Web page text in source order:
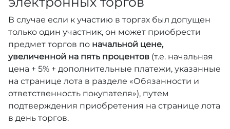
В случае если к участию в торгах был допущен
только один участник, он может приобрести
предмет торгов по начальной цене,
увеличенной на пять процентов (т.е. начальная
цена + 5% + дополнительные платежи, указанные
на странице лота в разделе «Обязанности и
ответственность покупателя»), путем
подтверждения приобретения на странице лота
в день торгов.